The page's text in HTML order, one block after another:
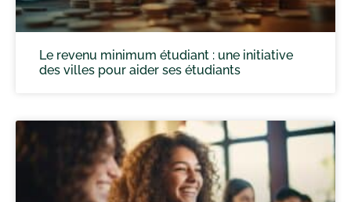
Le revenu minimum étudiant : une initiative
des villes pour aider ses étudiants